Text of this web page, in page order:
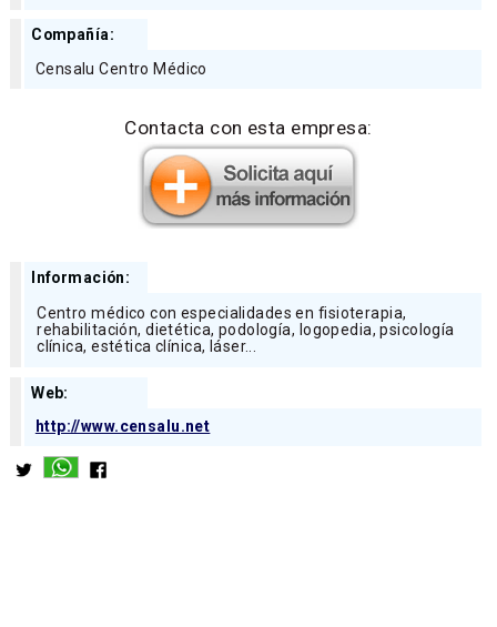
Compañía:
Censalu Centro Médico
Contacta con esta empresa:
Información:
Centro médico con especialidades en fisioterapia,
rehabilitación, dietética, podología, logopedia, psicología
clínica, estética clínica, láser...
Web:
http://www.censalu.net